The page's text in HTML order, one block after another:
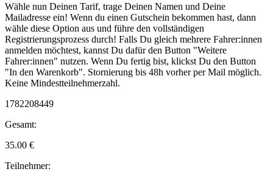
Wähle nun Deinen Tarif, trage Deinen Namen und Deine
Mailadresse ein! Wenn du einen Gutschein bekommen hast, dann
wähle diese Option aus und führe den vollständigen
Registrierungsprozess durch! Falls Du gleich mehrere Fahrer:innen
anmelden möchtest, kannst Du dafür den Button "Weitere
Fahrer:innen" nutzen. Wenn Du fertig bist, klickst Du den Button
"In den Warenkorb". Stornierung bis 48h vorher per Mail möglich.
Keine Mindestteilnehmerzahl.
1782208449
Gesamt:
35.00 €
Teilnehmer: